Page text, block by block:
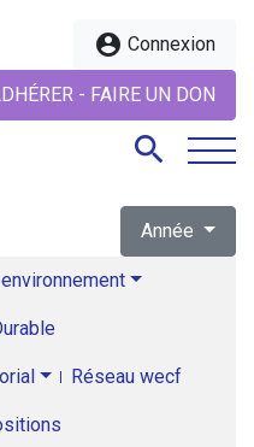
account_circle Connexion
- FAIRE UN DON
search
Année
Réseau wecf